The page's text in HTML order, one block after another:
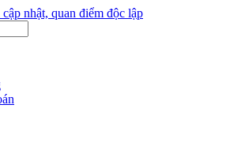
nhật, quan điểm độc lập